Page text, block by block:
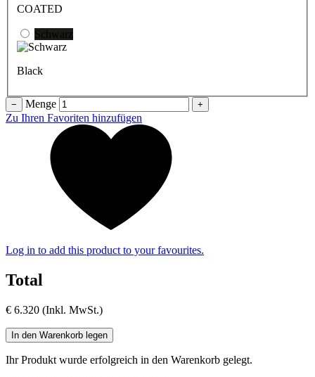
COATED
Schwarz
Black
− Menge +
Zu Ihren Favoriten hinzufügen
Log in to add this product to your favourites.
Total
€ 6.320 (Inkl. MwSt.)
In den Warenkorb legen
Ihr Produkt wurde erfolgreich in den Warenkorb gelegt.